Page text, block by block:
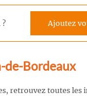
Ajoutez
de-Bordeaux
retrouvez toutes